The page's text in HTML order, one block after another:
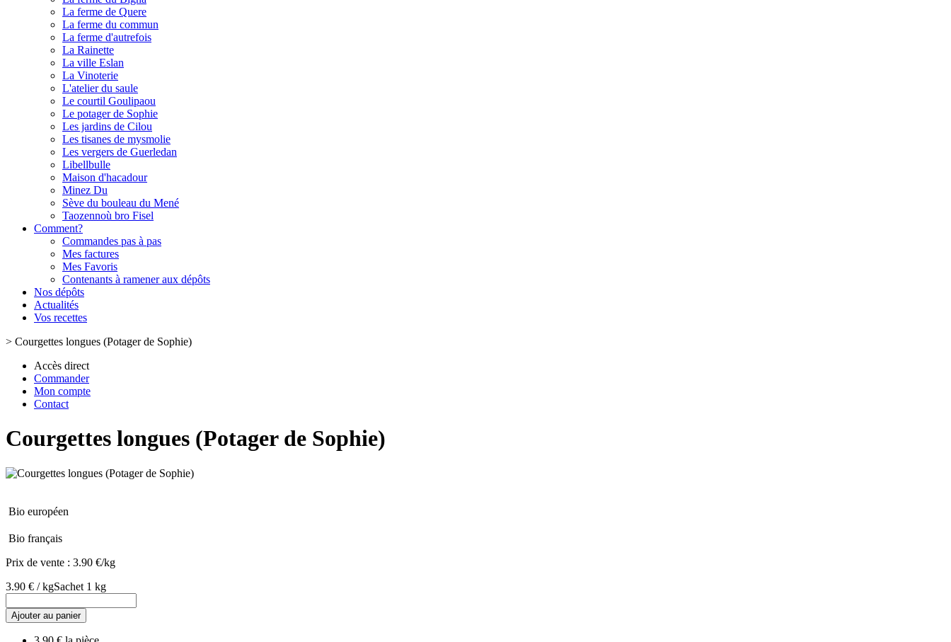
La ferme de Quere
La ferme du commun
La ferme d'autrefois
La Rainette
La ville Eslan
La Vinoterie
L'atelier du saule
Le courtil Goulipaou
Le potager de Sophie
Les jardins de Cilou
Les tisanes de mysmolie
Les vergers de Guerledan
Libellbulle
Maison d'hacadour
Minez Du
Sève du bouleau du Mené
Taozennoù bro Fisel
Comment?
Commandes pas à pas
Mes factures
Mes Favoris
Contenants à ramener aux dépôts
Nos dépôts
Actualités
Vos recettes
> Courgettes longues (Potager de Sophie)
Accès direct
Commander
Mon compte
Contact
Courgettes longues (Potager de Sophie)
Bio européen
Bio français
Prix de vente : 3.90 €/kg
3.90 € / kgSachet 1 kg
Ajouter au panier